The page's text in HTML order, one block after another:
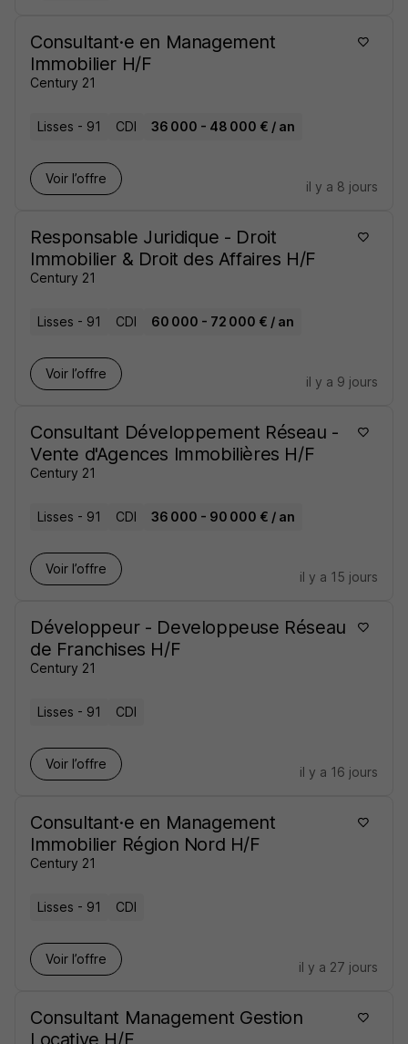
Consultant·e en Management
Immobilier H/F
Century 21
Lisses - 91 CDI 36 000 - 48 000 € / an
Voir l’offre
il y a 8 jours
Responsable Juridique - Droit
Immobilier & Droit des Affaires H/F
Century 21
Lisses - 91 CDI 60 000 - 72 000 € / an
Voir l’offre
il y a 9 jours
Consultant Développement Réseau -
Vente d'Agences Immobilières H/F
Century 21
Lisses - 91 CDI 36 000 - 90 000 € / an
Voir l’offre
il y a 15 jours
Développeur - Developpeuse Réseau
de Franchises H/F
Century 21
Lisses - 91 CDI
Voir l’offre
il y a 16 jours
Consultant·e en Management
Immobilier Région Nord H/F
Century 21
Lisses - 91 CDI
Voir l’offre
il y a 27 jours
Consultant Management Gestion
Locative H/F